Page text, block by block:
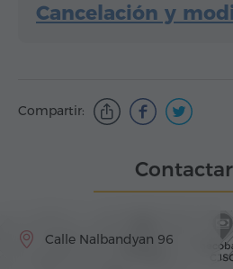
Cancelación y
Compartir:
Calle Nalbandyan 96